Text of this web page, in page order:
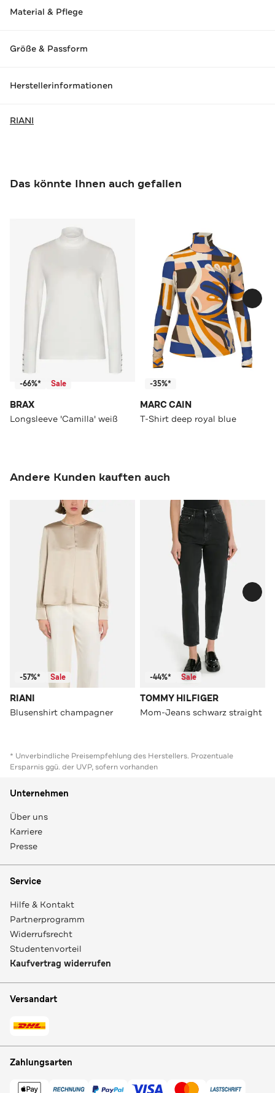
Material & Pflege
Größe & Passform
Herstellerinformationen
RIANI
Das könnte Ihnen auch gefallen
-66%* Sale
BRAX
Longsleeve 'Camilla' weiß
-35%*
MARC CAIN
T-Shirt deep royal blue
Andere Kunden kauften auch
-57%* Sale
RIANI
Blusenshirt champagner
-44%* Sale
TOMMY HILFIGER
Mom-Jeans schwarz straight
* Unverbindliche Preisempfehlung des Herstellers. Prozentuale
Ersparnis ggü. der UVP, sofern vorhanden
Unternehmen
Über uns
Karriere
Presse
Service
Hilfe & Kontakt
Partnerprogramm
Widerrufsrecht
Studentenvorteil
Kaufvertrag widerrufen
Versandart
Zahlungsarten